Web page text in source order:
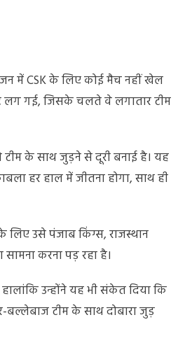
में CSK के लिए कोई मैच नहीं खेल
लग गई, जिसके चलते वे लगातार टीम
टीम के साथ जुड़ने से दूरी बनाई है। यह
हर हाल में जीतना होगा, साथ ही
लिए उसे पंजाब किंग्स, राजस्थान
करना पड़ रहा है।
उन्होंने यह भी संकेत दिया कि
टीम के साथ दोबारा जुड़